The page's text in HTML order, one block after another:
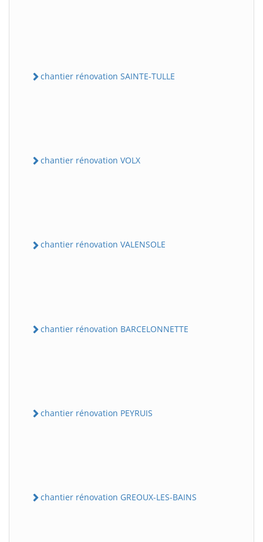
chantier rénovation SAINTE-TULLE
chantier rénovation VOLX
chantier rénovation VALENSOLE
chantier rénovation BARCELONNETTE
chantier rénovation PEYRUIS
chantier rénovation GREOUX-LES-BAINS